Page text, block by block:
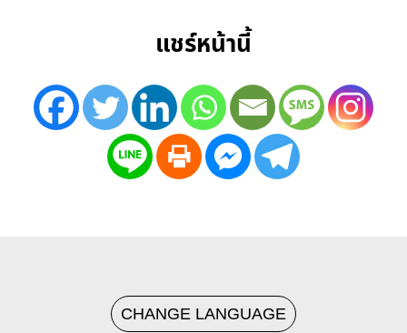
แชร์หน้านี้
CHANGE LANGUAGE